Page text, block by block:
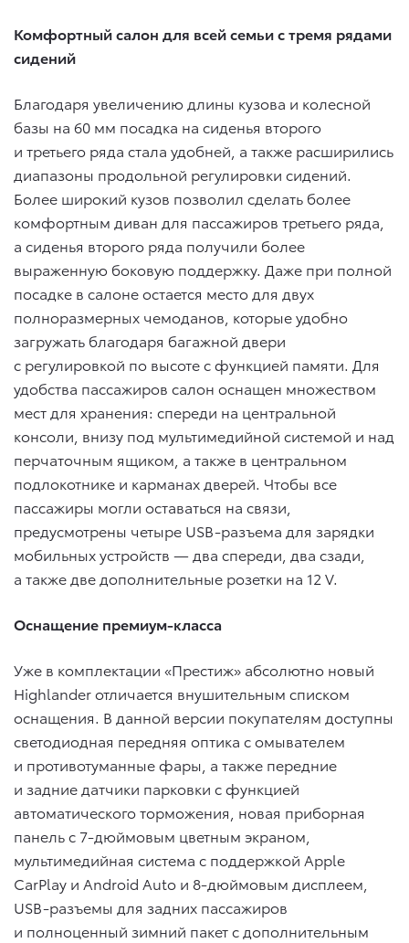
Комфортный салон для всей семьи с тремя рядами
сидений
Благодаря увеличению длины кузова и колесной
базы на 60 мм посадка на сиденья второго
и третьего ряда стала удобней, а также расширились
диапазоны продольной регулировки сидений.
Более широкий кузов позволил сделать более
комфортным диван для пассажиров третьего ряда,
а сиденья второго ряда получили более
выраженную боковую поддержку. Даже при полной
посадке в салоне остается место для двух
полноразмерных чемоданов, которые удобно
загружать благодаря багажной двери
с регулировкой по высоте с функцией памяти. Для
удобства пассажиров салон оснащен множеством
мест для хранения: спереди на центральной
консоли, внизу под мультимедийной системой и над
перчаточным ящиком, а также в центральном
подлокотнике и карманах дверей. Чтобы все
пассажиры могли оставаться на связи,
предусмотрены четыре USB-разъема для зарядки
мобильных устройств — два спереди, два сзади,
а также две дополнительные розетки на 12 V.
Оснащение премиум-класса
Уже в комплектации «Престиж» абсолютно новый
Highlander отличается внушительным списком
оснащения. В данной версии покупателям доступны
светодиодная передняя оптика с омывателем
и противотуманные фары, а также передние
и задние датчики парковки с функцией
автоматического торможения, новая приборная
панель с 7-дюймовым цветным экраном,
мультимедийная система с поддержкой Apple
CarPlay и Android Auto и 8-дюймовым дисплеем,
USB-разъемы для задних пассажиров
и полноценный зимний пакет с дополнительным